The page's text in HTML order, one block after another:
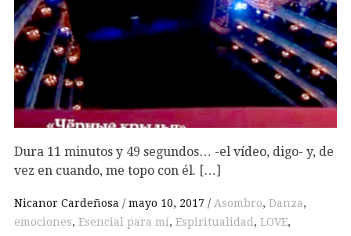
Dura 11 minutos y 49 segundos… -el vídeo, digo- y, de
vez en cuando, me topo con él. […]
Nicanor Cardeñosa mayo 10, 2017 Asombro, Danza,
emociones, Esencial para mí, Espiritualidad , LOVE,